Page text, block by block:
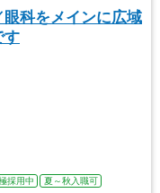
眼科をメインに広域
す
採用中
夏～秋入職可